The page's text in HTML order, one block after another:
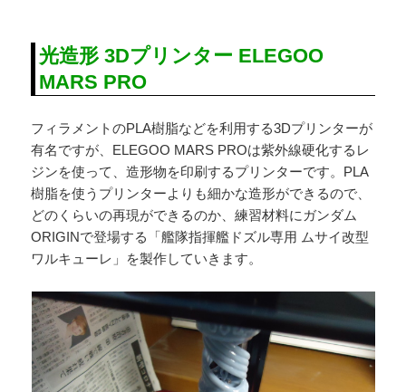
光造形 3Dプリンター ELEGOO
MARS PRO
フィラメントのPLA樹脂などを利用する3Dプリンターが
有名ですが、ELEGOO MARS PROは紫外線硬化するレ
ジンを使って、造形物を印刷するプリンターです。PLA
樹脂を使うプリンターよりも細かな造形ができるので、
どのくらいの再現ができるのか、練習材料にガンダム
ORIGINで登場する「艦隊指揮艦ドズル専用 ムサイ改型
ワルキューレ」を製作していきます。